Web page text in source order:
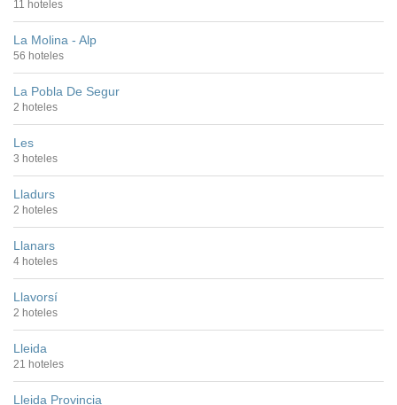
11 hoteles
La Molina - Alp
56 hoteles
La Pobla De Segur
2 hoteles
Les
3 hoteles
Lladurs
2 hoteles
Llanars
4 hoteles
Llavorsí
2 hoteles
Lleida
21 hoteles
Lleida Provincia